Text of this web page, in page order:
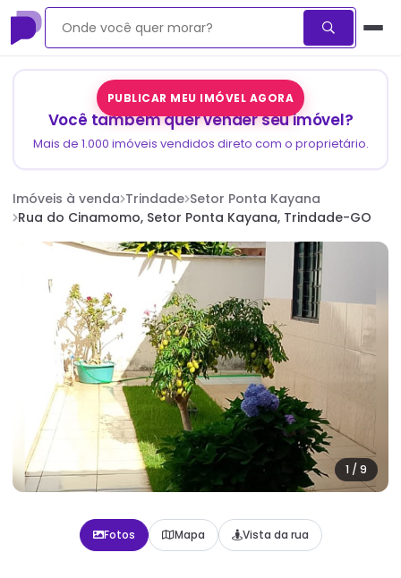
PUBLICAR MEU IMÓVEL AGORA
Você também quer vender seu imóvel?
Mais de 1.000 imóveis vendidos direto com o proprietário.
Imóveis à venda Trindade Setor Ponta Kayana
Rua do Cinamomo, Setor Ponta Kayana, Trindade-GO
1 / 9
Fotos Mapa Vista da rua